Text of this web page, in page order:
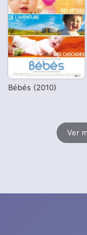
Bébés (2010)
Ver